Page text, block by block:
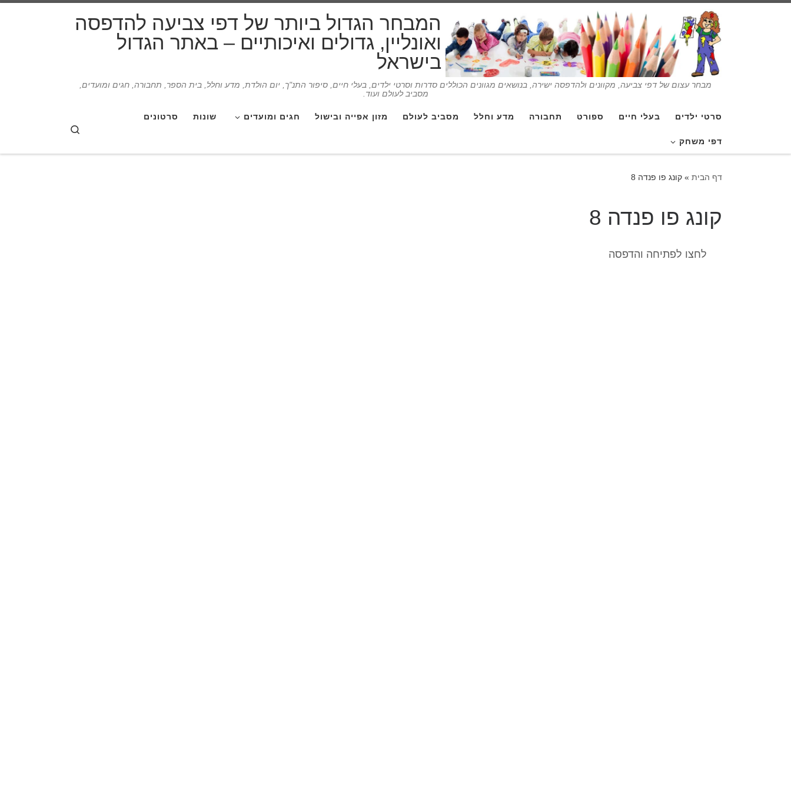
המבחר הגדול ביותר של דפי צביעה להדפסה
ואונליין, גדולים ואיכותיים – באתר הגדול
בישראל
מבחר עצום של דפי צביעה, מקוונים ולהדפסה ישירה, בנושאים מגוונים הכוללים סדרות וסרטי ילדים, בעלי חיים, סיפור התנ"ך, יום הולדת, מדע וחלל, בית הספר, תחבורה, חגים ומועדים,
מסביב לעולם ועוד.
סרטי ילדים בעלי חיים ספורט תחבורה מדע וחלל מסביב לעולם מזון אפייה ובישול חגים ומועדים שונות סרטונים
דפי משחק
דף הבית » קונג פו פנדה 8
קונג פו פנדה 8
לחצו לפתיחה והדפסה